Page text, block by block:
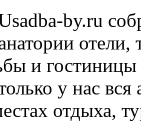
by.ru
и
у нас
отдыха,